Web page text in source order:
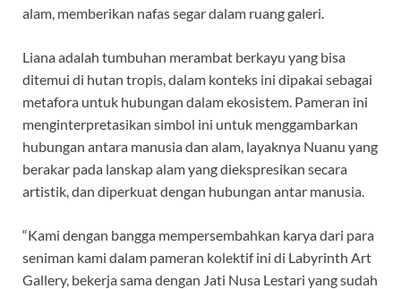
alam, memberikan nafas segar dalam ruang galeri.
Liana adalah tumbuhan merambat berkayu yang bisa
ditemui di hutan tropis, dalam konteks ini dipakai sebagai
metafora untuk hubungan dalam ekosistem. Pameran ini
menginterpretasikan simbol ini untuk menggambarkan
hubungan antara manusia dan alam, layaknya Nuanu yang
berakar pada lanskap alam yang diekspresikan secara
artistik, dan diperkuat dengan hubungan antar manusia.
“Kami dengan bangga mempersembahkan karya dari para
seniman kami dalam pameran kolektif ini di Labyrinth Art
Gallery, bekerja sama dengan Jati Nusa Lestari yang sudah